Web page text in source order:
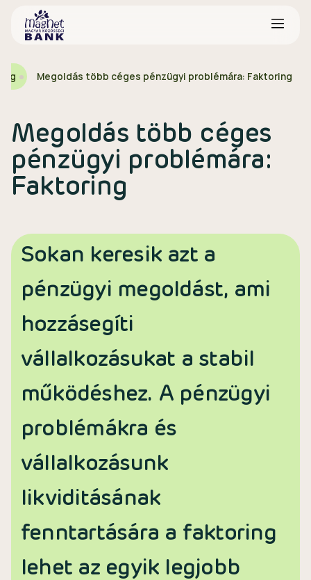
Megoldás több céges pénzügyi problémára: Faktoring
Megoldás több céges
pénzügyi problémára:
Faktoring
Sokan keresik azt a
pénzügyi megoldást, ami
hozzásegíti
vállalkozásukat a stabil
működéshez. A pénzügyi
problémákra és
vállalkozásunk
likviditásának
fenntartására a faktoring
lehet az egyik legjobb